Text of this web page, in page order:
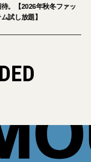
ート
読者の皆さまをご
ション＆美容アイ